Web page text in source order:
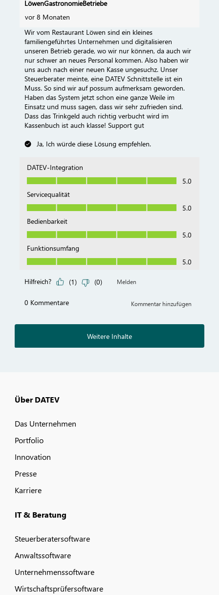
Über DATEV
Das Unternehmen
Portfolio
Innovation
Presse
Karriere
IT & Beratung
Steuerberatersoftware
Anwaltssoftware
Unternehmenssoftware
Wirtschaftsprüfersoftware